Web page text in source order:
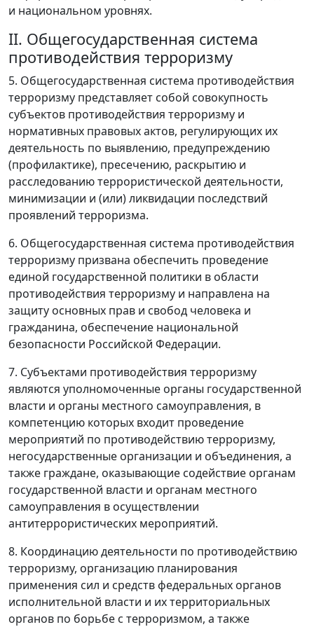
и национальном уровнях.
II. Общегосударственная система
противодействия терроризму
5. Общегосударственная система противодействия
терроризму представляет собой совокупность
субъектов противодействия терроризму и
нормативных правовых актов, регулирующих их
деятельность по выявлению, предупреждению
(профилактике), пресечению, раскрытию и
расследованию террористической деятельности,
минимизации и (или) ликвидации последствий
проявлений терроризма.
6. Общегосударственная система противодействия
терроризму призвана обеспечить проведение
единой государственной политики в области
противодействия терроризму и направлена на
защиту основных прав и свобод человека и
гражданина, обеспечение национальной
безопасности Российской Федерации.
7. Субъектами противодействия терроризму
являются уполномоченные органы государственной
власти и органы местного самоуправления, в
компетенцию которых входит проведение
мероприятий по противодействию терроризму,
негосударственные организации и объединения, а
также граждане, оказывающие содействие органам
государственной власти и органам местного
самоуправления в осуществлении
антитеррористических мероприятий.
8. Координацию деятельности по противодействию
терроризму, организацию планирования
применения сил и средств федеральных органов
исполнительной власти и их территориальных
органов по борьбе с терроризмом, а также